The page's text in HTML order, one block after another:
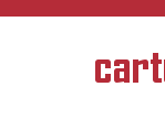
Overslaan en naar de
Geschiedenis
van de